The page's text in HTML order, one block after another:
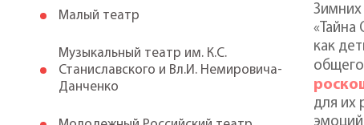
Зимних
«Тайна
как
для их
Малый театр
Музыкальный театр им. К.С.
Станиславского и Вл.И. Немировича-
Данченко